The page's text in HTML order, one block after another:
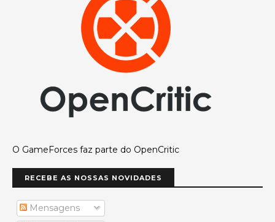
O GameForces faz parte do OpenCritic
RECEBE AS NOSSAS NOVIDADES
Mensagens